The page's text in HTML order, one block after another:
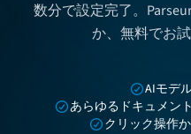
数分で設定完了。
か、無料でお
AIモデ
あらゆるドキュメン
クリック操作